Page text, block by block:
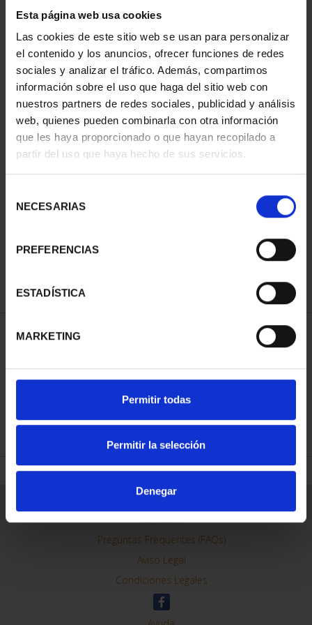
Esta página web usa cookies
Las cookies de este sitio web se usan para personalizar
el contenido y los anuncios, ofrecer funciones de redes
sociales y analizar el tráfico. Además, compartimos
información sobre el uso que haga del sitio web con
nuestros partners de redes sociales, publicidad y análisis
web, quienes pueden combinarla con otra información
que les haya proporcionado o que hayan recopilado a
partir del uso que haya hecho de sus servicios.
NECESARIAS
PREFERENCIAS
ESTADÍSTICA
MARKETING
Permitir todas
Permitir la selección
Denegar
1 Productos encontrados
(2024) 8 REALES
ORDENAR POR:
REFINAR
Contacto
Preguntas Frequentes (FAQs)
Aviso Legal
Condiciones Legales